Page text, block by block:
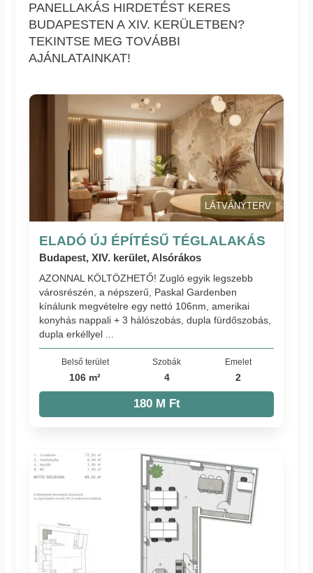
PANELLAKÁS HIRDETÉST KERES
BUDAPESTEN A XIV. KERÜLETBEN?
TEKINTSE MEG TOVÁBBI
AJÁNLATAINKAT!
LÁTVÁNYTERV
ELADÓ ÚJ ÉPÍTÉSŰ TÉGLALAKÁS
Budapest, XIV. kerület, Alsórákos
AZONNAL KÖLTÖZHETŐ! Zugló egyik legszebb
városrészén, a népszerű, Paskal Gardenben
kínálunk megvételre egy nettó 106nm, amerikai
konyhás nappali + 3 hálószobás, dupla fürdőszobás,
dupla erkéllyel ...
Belső terület
106 m²
Szobák
4
Emelet
2
180 M Ft